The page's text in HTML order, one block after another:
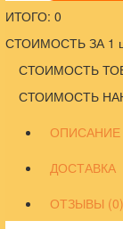
ИТОГО: 0
СТОИМОСТЬ ЗА 1
СТОИМОСТЬ
СТОИМОСТЬ
ОПИСАНИЕ
ДОСТАВКА
ОТЗЫВЫ (0)